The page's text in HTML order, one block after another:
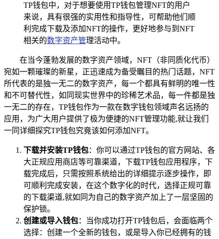
TP钱包中，对于想要使用TP钱包管理NFT的用户
来说，具有很强的实用性和指导性，可帮助他们顺
利完成下载及添加NFT的操作，更好地参与到NFT
相关的数字资产管理活动中。
在当今蓬勃发展的数字资产领域，NFT（非同质化代币）
宛如一颗璀璨的新星，正迅速成为备受瞩目的热门话题，NFT
所代表的是独一无二的数字资产，每一个都具有鲜明的唯一性
和不可替代性，如同现实世界中的珍稀艺术品，每一件都是独
一无二的存在，TP钱包作为一款在数字钱包领域声名远扬的
应用，为广大用户提供了极为便捷的NFT管理功能,就让我们
一同详细探究TP钱包究竟该如何添加NFT。
下载并安装TP钱包：你可以通过TP钱包的官方网站、各
大正规应用商店等可靠渠道，下载TP钱包应用程序，下
载完成后，只需按照系统给出的详细提示逐步操作，即
可顺利完成安装，在这个数字化的时代，选择正规可靠
的下载渠道,就如同为自己的数字资产加上了一层坚固的
保护锁。
创建或导入钱包：当你成功打开TP钱包后，会面临两个
选择：创建一个全新的钱包，或是导入你已经拥有的钱